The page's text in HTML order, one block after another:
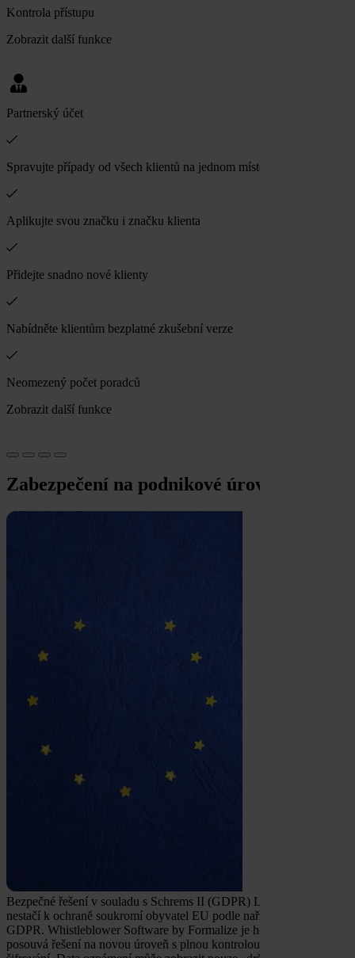
Kontrola přístupu
Zobrazit další funkce
Partnerský účet
Spravujte případy od všech klientů na jednom místě
Aplikujte svou značku i značku klienta
Přidejte snadno nové klienty
Nabídněte klientům bezplatné zkušební verze
Neomezený počet poradců
Zobrazit další funkce
Zabezpečení na podnikové úrovni
Bezpečné řešení v souladu s Schrems II (GDPR) Lokální hosting
nestačí k ochraně soukromí obyvatel EU podle nařízení Schrems II
GDPR. Whistleblower Software by Formalize je hostován v EU a
posouvá řešení na novou úroveň s plnou kontrolou End-to-End